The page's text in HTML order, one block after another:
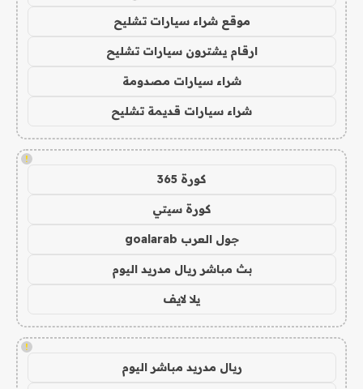
موقع شراء سيارات تشليح
ارقام يشترون سيارات تشليح
شراء سيارات مصدومة
شراء سيارات قديمة تشليح
!
كورة 365
كورة سيتي
جول العرب goalarab
بث مباشر ريال مدريد اليوم
يلا لايف
!
ريال مدريد مباشر اليوم